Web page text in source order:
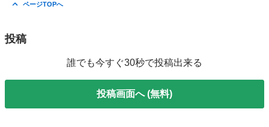
ページTOPへ
投稿
誰でも今すぐ30秒で投稿出来る
投稿画面へ (無料)